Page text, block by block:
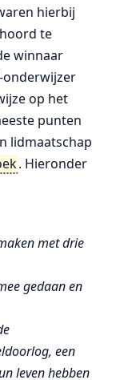
hierbij
te
winnaar
onderwijzer
op het
punten
lidmaatschap
. Hieronder
met drie
gedaan en
een
leven hebben